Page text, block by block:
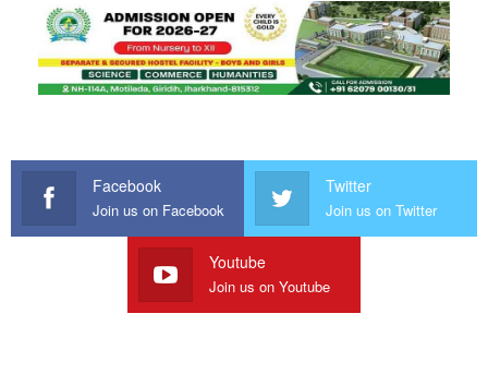
Facebook
Join us on Facebook
Twitter
Join us on Twitter
Youtube
Join us on Youtube